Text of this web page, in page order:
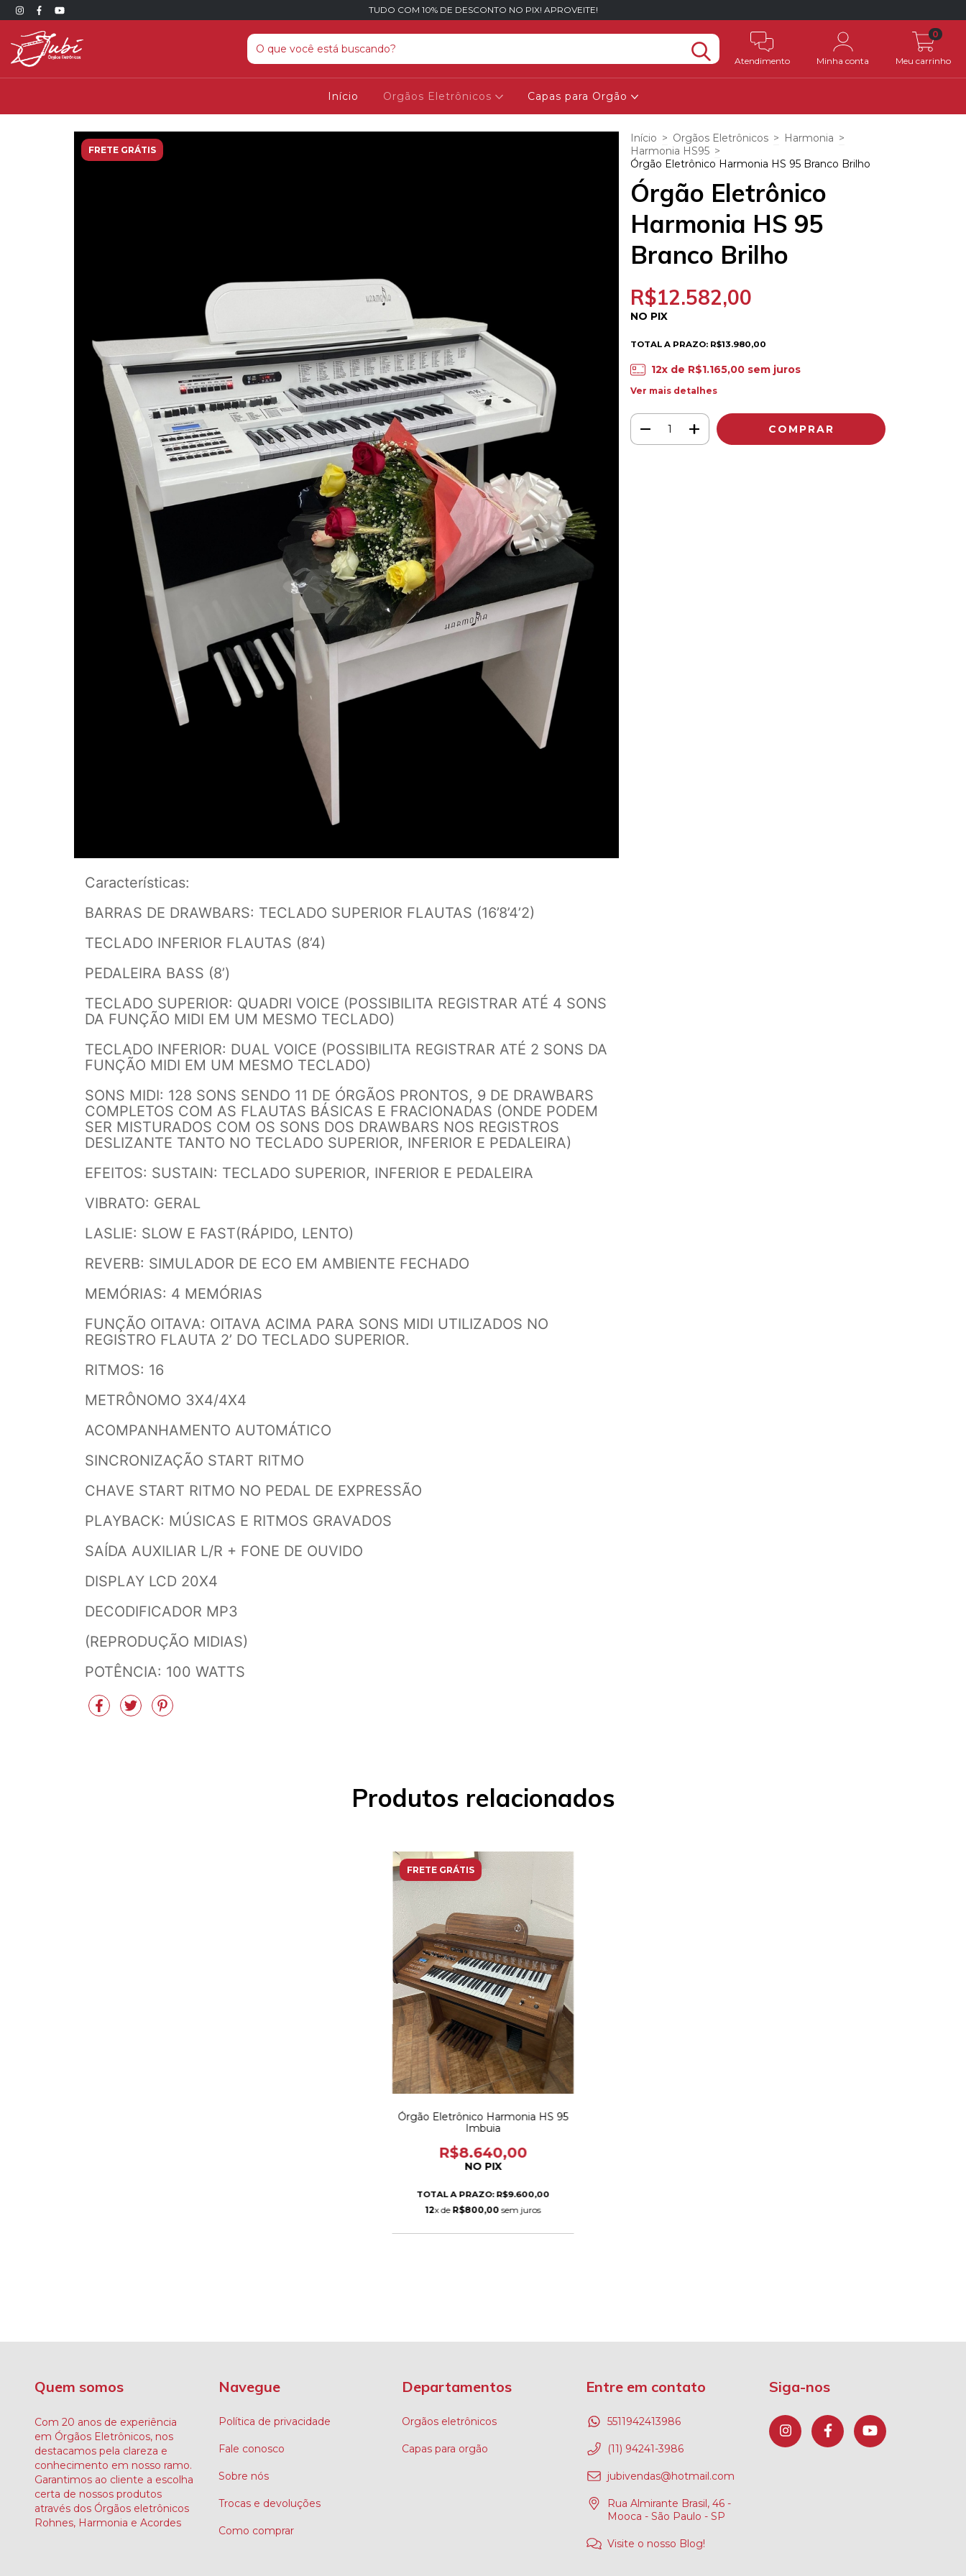
TUDO COM 10% DE DESCONTO NO PIX! APROVEITE!
Atendimento Minha conta Meu carrinho
0
Início Orgãos Eletrônicos Capas para Orgão
FRETE GRÁTIS
Características:
BARRAS DE DRAWBARS: TECLADO SUPERIOR FLAUTAS (16’8’4’2)
TECLADO INFERIOR FLAUTAS (8’4)
PEDALEIRA BASS (8’)
TECLADO SUPERIOR: QUADRI VOICE (POSSIBILITA REGISTRAR ATÉ 4 SONS
DA FUNÇÃO MIDI EM UM MESMO TECLADO)
TECLADO INFERIOR: DUAL VOICE (POSSIBILITA REGISTRAR ATÉ 2 SONS DA
FUNÇÃO MIDI EM UM MESMO TECLADO)
SONS MIDI: 128 SONS SENDO 11 DE ÓRGÃOS PRONTOS, 9 DE DRAWBARS
COMPLETOS COM AS FLAUTAS BÁSICAS E FRACIONADAS (ONDE PODEM
SER MISTURADOS COM OS SONS DOS DRAWBARS NOS REGISTROS
DESLIZANTE TANTO NO TECLADO SUPERIOR, INFERIOR E PEDALEIRA)
EFEITOS: SUSTAIN: TECLADO SUPERIOR, INFERIOR E PEDALEIRA
VIBRATO: GERAL
LASLIE: SLOW E FAST(RÁPIDO, LENTO)
REVERB: SIMULADOR DE ECO EM AMBIENTE FECHADO
MEMÓRIAS: 4 MEMÓRIAS
FUNÇÃO OITAVA: OITAVA ACIMA PARA SONS MIDI UTILIZADOS NO
REGISTRO FLAUTA 2’ DO TECLADO SUPERIOR.
RITMOS: 16
METRÔNOMO 3X4/4X4
ACOMPANHAMENTO AUTOMÁTICO
SINCRONIZAÇÃO START RITMO
CHAVE START RITMO NO PEDAL DE EXPRESSÃO
PLAYBACK: MÚSICAS E RITMOS GRAVADOS
SAÍDA AUXILIAR L/R + FONE DE OUVIDO
DISPLAY LCD 20X4
DECODIFICADOR MP3
(REPRODUÇÃO MIDIAS)
POTÊNCIA: 100 WATTS
Início > Orgãos Eletrônicos > Harmonia >
Harmonia HS95 >
Órgão Eletrônico Harmonia HS 95 Branco Brilho
Órgão Eletrônico
Harmonia HS 95
Branco Brilho
R$12.582,00
NO PIX
TOTAL A PRAZO: R$13.980,00
12x de R$1.165,00sem juros
Ver mais detalhes
Produtos relacionados
FRETE GRÁTIS
Órgão Eletrônico Harmonia HS 95
Imbuia
R$8.640,00
NO PIX
TOTAL A PRAZO: R$9.600,00
12x de R$800,00 sem juros
Quem somos
Com 20 anos de experiência
em Órgãos Eletrônicos, nos
destacamos pela clareza e
conhecimento em nosso ramo.
Garantimos ao cliente a escolha
certa de nossos produtos
através dos Órgãos eletrônicos
Rohnes, Harmonia e Acordes
Navegue
Política de privacidade
Fale conosco
Sobre nós
Trocas e devoluções
Como comprar
Departamentos
Orgãos eletrônicos
Capas para orgão
Entre em contato
5511942413986
(11) 94241-3986
jubivendas@hotmail.com
Rua Almirante Brasil, 46 -
Mooca - São Paulo - SP
Visite o nosso Blog!
Siga-nos